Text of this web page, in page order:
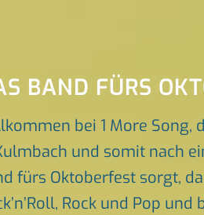
BAND FÜRS
bei 1 More Song,
und somit nach
fürs Oktoberfest sorgt,
Rock und Pop